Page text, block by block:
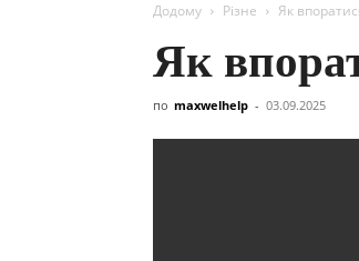
Додому Різне Як
Як
по maxwelhelp - 03.09.2025